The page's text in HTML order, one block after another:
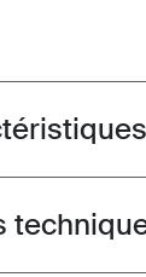
features
techspec